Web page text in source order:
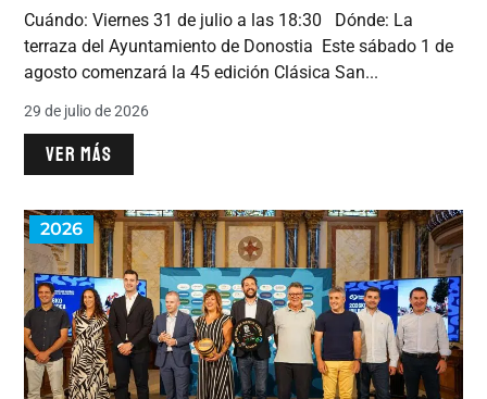
Cuándo: Viernes 31 de julio a las 18:30 Dónde: La
terraza del Ayuntamiento de Donostia Este sábado 1 de
agosto comenzará la 45 edición Clásica San...
29 de julio de 2026
VER MÁS
2026